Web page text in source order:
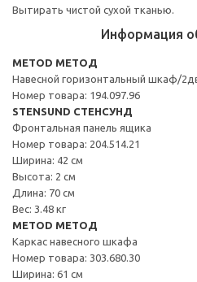
Вытирать чистой сухой тканью.
Информация
METOD МЕТОД
Навесной горизонтальный шкаф/
Номер товара: 194.097.96
STENSUND СТЕНСУНД
Фронтальная панель ящика
Номер товара: 204.514.21
Ширина: 42 см
Высота: 2 см
Длина: 70 см
Вес: 3.48 кг
METOD МЕТОД
Каркас навесного шкафа
Номер товара: 303.680.30
Ширина: 61 см